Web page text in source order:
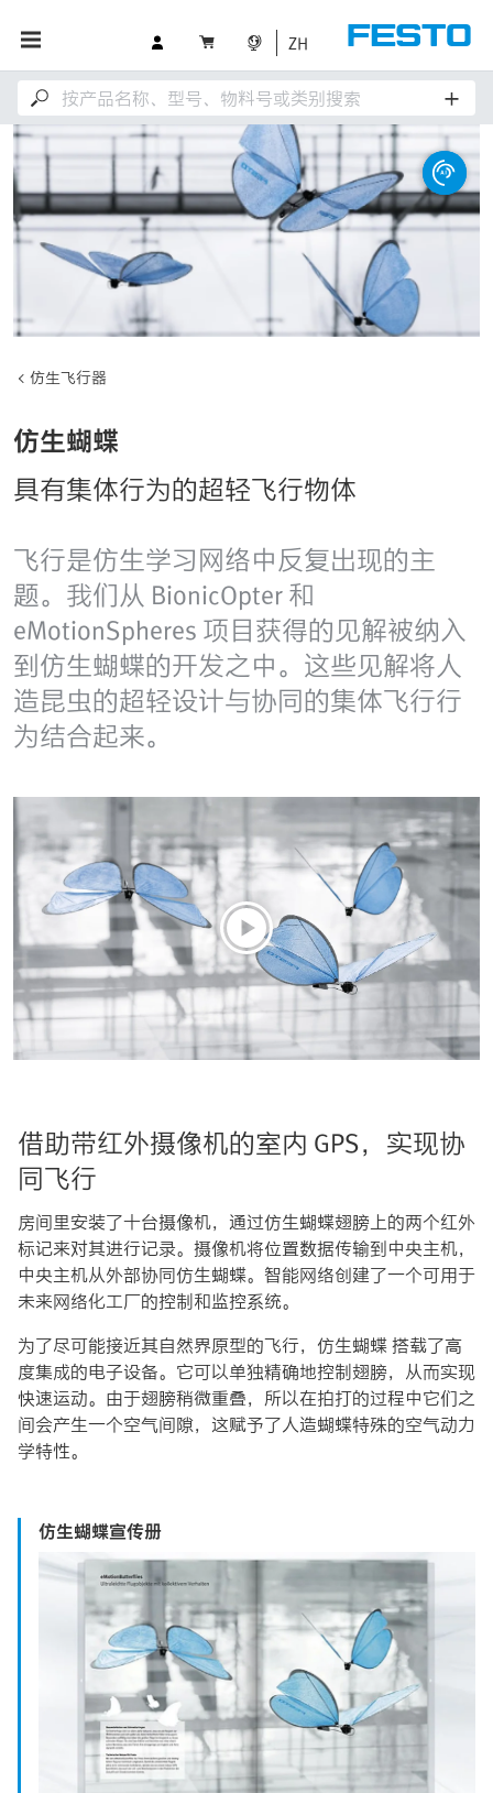
ZH
仿生飞行器
仿生蝴蝶
具有集体行为的超轻飞行物体
飞行是仿生学习网络中反复出现的主
题。我们从 BionicOpter 和
eMotionSpheres 项目获得的见解被纳入
到仿生蝴蝶的开发之中。这些见解将人
造昆虫的超轻设计与协同的集体飞行行
为结合起来。
借助带红外摄像机的室内 GPS，实现协
同飞行
房间里安装了十台摄像机，通过仿生蝴蝶翅膀上的两个红外
标记来对其进行记录。摄像机将位置数据传输到中央主机，
中央主机从外部协同仿生蝴蝶。智能网络创建了一个可用于
未来网络化工厂的控制和监控系统。
为了尽可能接近其自然界原型的飞行，仿生蝴蝶 搭载了高
度集成的电子设备。它可以单独精确地控制翅膀，从而实现
快速运动。由于翅膀稍微重叠，所以在拍打的过程中它们之
间会产生一个空气间隙，这赋予了人造蝴蝶特殊的空气动力
学特性。
仿生蝴蝶宣传册